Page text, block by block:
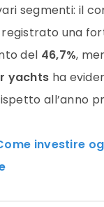
segmenti: il
una
del 46,7%,
yachts ha
all’anno
investire